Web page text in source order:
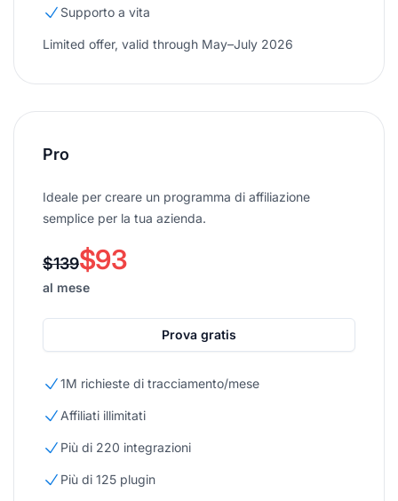
Supporto a vita
Limited offer, valid through May–July 2026
Pro
Ideale per creare un programma di affiliazione
semplice per la tua azienda.
$139$93
al mese
Prova gratis
1M richieste di tracciamento/mese
Affiliati illimitati
Più di 220 integrazioni
Più di 125 plugin